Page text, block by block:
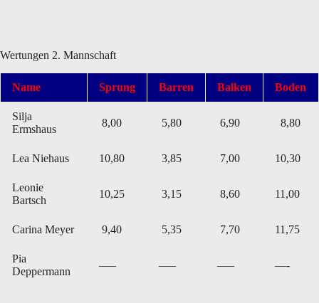
Wertungen 2. Mannschaft
Name Sprung Barren Balken Boden
Silja
Ermshaus
8,00 5,80 6,90 8,80
Lea Niehaus 10,80 3,85 7,00 10,30
Leonie
Bartsch
10,25 3,15 8,60 11,00
Carina Meyer 9,40 5,35 7,70 11,75
Pia
Deppermann
—– —– —– —-